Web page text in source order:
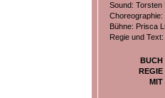
Sound: Torsten
Choreographie:
Bühne: Prisca
Regie und
BUCH
REGIE
MIT